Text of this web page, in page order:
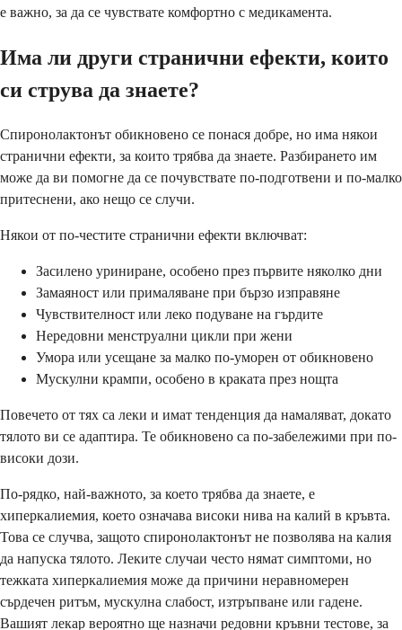
е важно, за да се чувствате комфортно с медикамента.
Има ли други странични ефекти, които
си струва да знаете?
Спиронолактонът обикновено се понася добре, но има някои
странични ефекти, за които трябва да знаете. Разбирането им
може да ви помогне да се почувствате по-подготвени и по-малко
притеснени, ако нещо се случи.
Някои от по-честите странични ефекти включват:
Засилено уриниране, особено през първите няколко дни
Замаяност или прималяване при бързо изправяне
Чувствителност или леко подуване на гърдите
Нередовни менструални цикли при жени
Умора или усещане за малко по-уморен от обикновено
Мускулни крампи, особено в краката през нощта
Повечето от тях са леки и имат тенденция да намаляват, докато
тялото ви се адаптира. Те обикновено са по-забележими при по-
високи дози.
По-рядко, най-важното, за което трябва да знаете, е
хиперкалиемия, което означава високи нива на калий в кръвта.
Това се случва, защото спиронолактонът не позволява на калия
да напуска тялото. Леките случаи често нямат симптоми, но
тежката хиперкалиемия може да причини неравномерен
сърдечен ритъм, мускулна слабост, изтръпване или гадене.
Вашият лекар вероятно ще назначи редовни кръвни тестове, за